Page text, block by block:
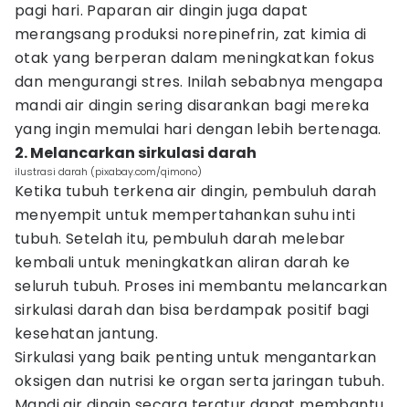
pagi hari. Paparan air dingin juga dapat
merangsang produksi norepinefrin, zat kimia di
otak yang berperan dalam meningkatkan fokus
dan mengurangi stres. Inilah sebabnya mengapa
mandi air dingin sering disarankan bagi mereka
yang ingin memulai hari dengan lebih bertenaga.
2. Melancarkan sirkulasi darah
ilustrasi darah (pixabay.com/qimono)
Ketika tubuh terkena air dingin, pembuluh darah
menyempit untuk mempertahankan suhu inti
tubuh. Setelah itu, pembuluh darah melebar
kembali untuk meningkatkan aliran darah ke
seluruh tubuh. Proses ini membantu melancarkan
sirkulasi darah dan bisa berdampak positif bagi
kesehatan jantung.
Sirkulasi yang baik penting untuk mengantarkan
oksigen dan nutrisi ke organ serta jaringan tubuh.